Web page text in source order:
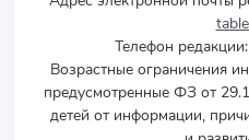
Телефон редакции:
Возрастные ограничения
предусмотренные ФЗ от
детей от информации,